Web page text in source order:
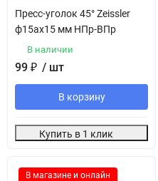
Пресс-уголок 45° Zeissler
ф15ах15 мм НПр-ВПр
В наличии
99 ₽ / шт
В корзину
Купить в 1 клик
В магазине и онлайн